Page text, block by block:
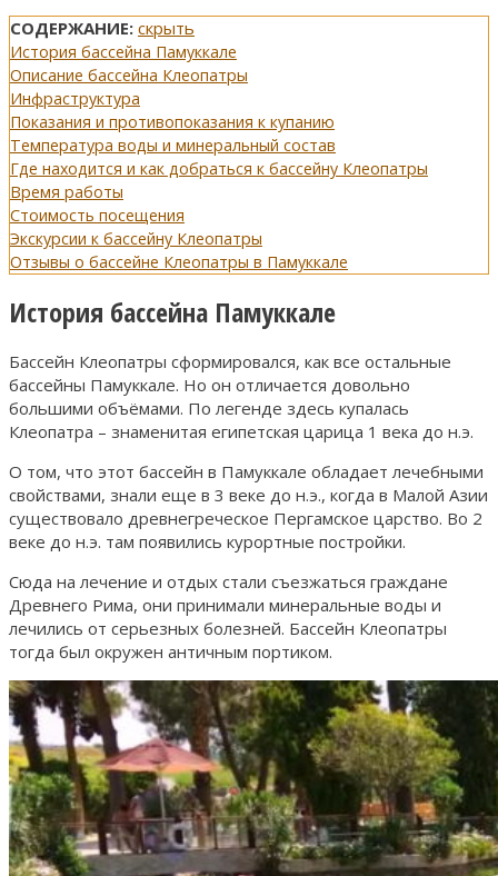
СОДЕРЖАНИЕ: скрыть
История бассейна Памуккале
Описание бассейна Клеопатры
Инфраструктура
Показания и противопоказания к купанию
Температура воды и минеральный состав
Где находится и как добраться к бассейну Клеопатры
Время работы
Стоимость посещения
Экскурсии к бассейну Клеопатры
Отзывы о бассейне Клеопатры в Памуккале
История бассейна Памуккале
Бассейн Клеопатры сформировался, как все остальные
бассейны Памуккале. Но он отличается довольно
большими объёмами. По легенде здесь купалась
Клеопатра – знаменитая египетская царица 1 века до н.э.
О том, что этот бассейн в Памуккале обладает лечебными
свойствами, знали еще в 3 веке до н.э., когда в Малой Азии
существовало древнегреческое Пергамское царство. Во 2
веке до н.э. там появились курортные постройки.
Сюда на лечение и отдых стали съезжаться граждане
Древнего Рима, они принимали минеральные воды и
лечились от серьезных болезней. Бассейн Клеопатры
тогда был окружен античным портиком.